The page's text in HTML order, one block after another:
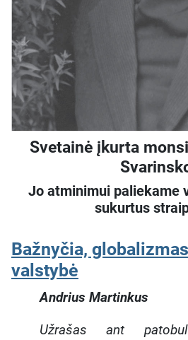
Svetainė įkurta
Jo atminimui paliekame
sukurtus
Bažnyčia,
valstybė
Andrius Martinkus
Užrašas ant